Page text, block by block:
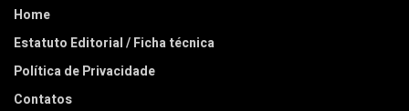
Home
Estatuto Editorial / Ficha técnica
Política de Privacidade
Contatos